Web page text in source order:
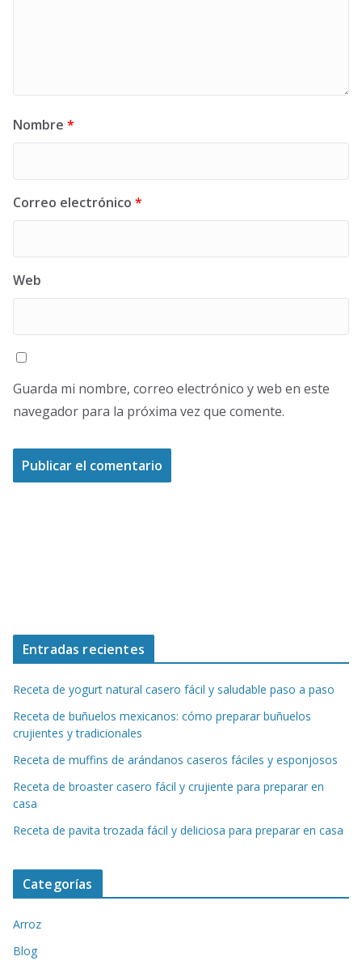
Nombre *
Correo electrónico *
Web
Guarda mi nombre, correo electrónico y web en este
navegador para la próxima vez que comente.
Entradas recientes
Receta de yogurt natural casero fácil y saludable paso a paso
Receta de buñuelos mexicanos: cómo preparar buñuelos
crujientes y tradicionales
Receta de muffins de arándanos caseros fáciles y esponjosos
Receta de broaster casero fácil y crujiente para preparar en
casa
Receta de pavita trozada fácil y deliciosa para preparar en casa
Categorías
Arroz
Blog